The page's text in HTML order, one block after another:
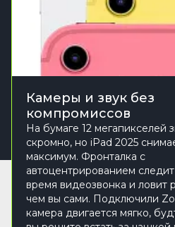
Камеры и звук без
компромиссов
На бумаге 12 мегапикселей
скромно, но iPad 2025
максимум. Фронталка с
автоцентрированием
время видеозвонка и ловит
чем вы сами. Подключили
камера двигается мягко,